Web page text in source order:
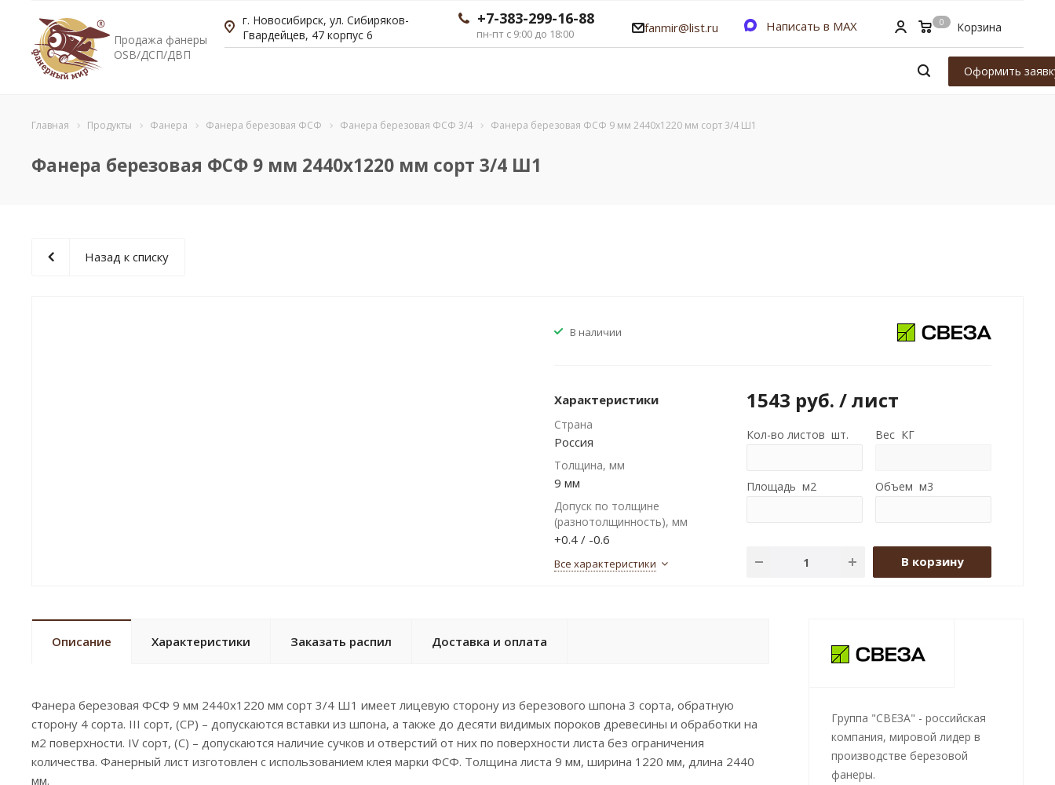
Продажа фанеры
OSB/ДСП/ДВП
г. Новосибирск, ул. Сибиряков-
Гвардейцев, 47 корпус 6
+7-383-299-16-88
пн-пт с 9:00 до 18:00 fanmir@list.ru Написать в MAX Корзина
0
Оформить
Главная Продукты Фанера Фанера березовая ФСФ Фанера березовая ФСФ 3/4 Фанера березовая ФСФ 9 мм 2440x1220 мм сорт 3/4 Ш1
Фанера березовая ФСФ 9 мм 2440x1220 мм сорт 3/4 Ш1
Назад к списку
В наличии
Характеристики
Страна
Россия
Толщина, мм
9 мм
Допуск по толщине
(разнотолщинность), мм
+0.4 / -0.6
Все характеристики
1543 руб. / лист
Кол-во листов шт. Вес КГ
Площадь м2 Объем м3
В корзину
Описание Характеристики Заказать распил Доставка и оплата
Фанера березовая ФСФ 9 мм 2440x1220 мм сорт 3/4 Ш1 имеет лицевую сторону из березового шпона 3 сорта, обратную
сторону 4 сорта. III сорт, (CP) – допускаются вставки из шпона, а также до десяти видимых пороков древесины и обработки на
м2 поверхности. IV сорт, (C) – допускаются наличие сучков и отверстий от них по поверхности листа без ограничения
количества. Фанерный лист изготовлен с использованием клея марки ФСФ. Толщина листа 9 мм, ширина 1220 мм, длина 2440
мм.
Группа "СВЕЗА" - российская
компания, мировой лидер в
производстве березовой
фанеры.